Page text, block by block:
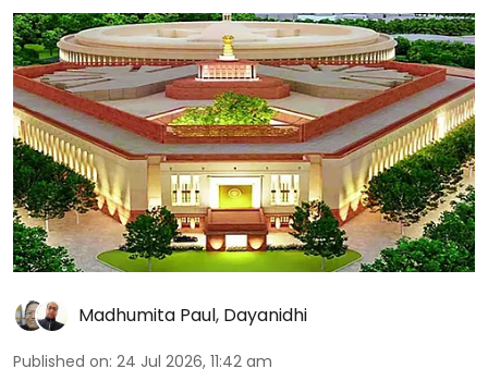
Madhumita Paul, Dayanidhi
Published on: 24 Jul 2026, 11:42 am